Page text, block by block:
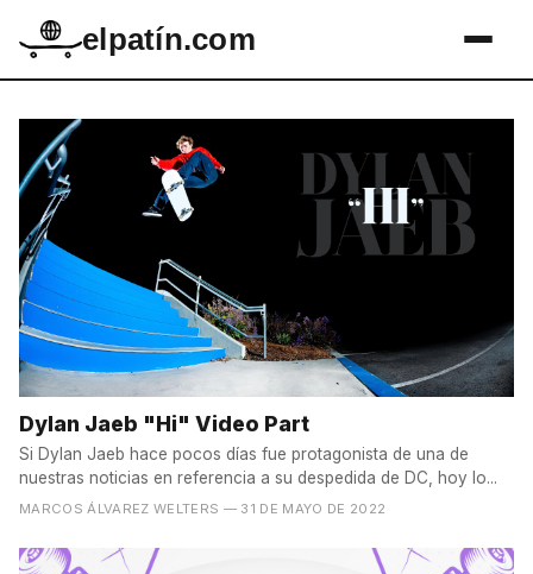
elpatín.com
Dylan Jaeb "Hi" Video Part
Si Dylan Jaeb hace pocos días fue protagonista de una de
nuestras noticias en referencia a su despedida de DC, hoy lo...
MARCOS ÁLVAREZ WELTERS — 31 DE MAYO DE 2022